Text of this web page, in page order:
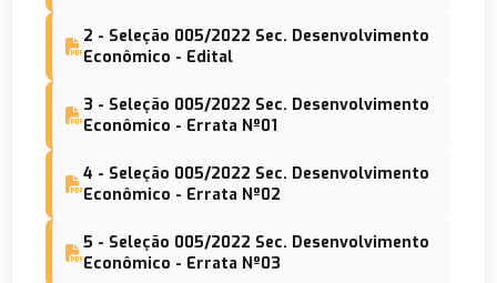
2 - Seleção 005/2022 Sec. Desenvolvimento
Econômico - Edital
3 - Seleção 005/2022 Sec. Desenvolvimento
Econômico - Errata Nº01
4 - Seleção 005/2022 Sec. Desenvolvimento
Econômico - Errata Nº02
5 - Seleção 005/2022 Sec. Desenvolvimento
Econômico - Errata Nº03